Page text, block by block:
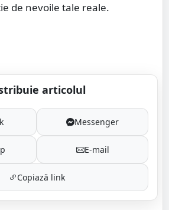
de nevoile tale reale.
articolul
Messenger
E-mail
Copiază link